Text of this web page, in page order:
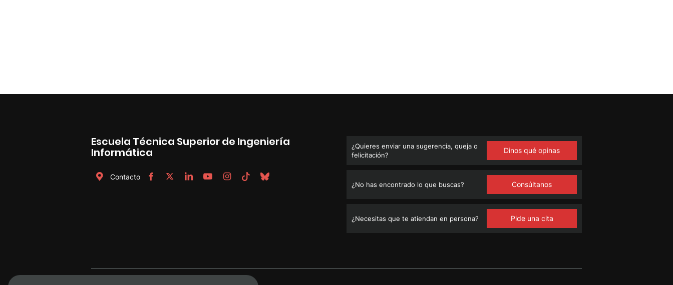
Escuela Técnica Superior de Ingeniería
Informática
Contacto
¿Quieres enviar una sugerencia, queja o
felicitación?
Dinos qué opinas
¿No has encontrado lo que buscas? Consúltanos
¿Necesitas que te atiendan en persona? Pide una cita